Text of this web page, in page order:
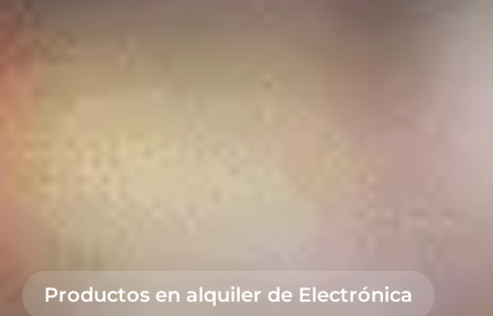
Productos en alquiler de Electrónica